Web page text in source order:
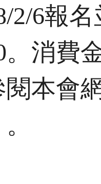
6報
。消費
本會